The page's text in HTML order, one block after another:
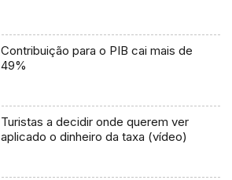
Contribuição para o PIB cai mais de
49%
Turistas a decidir onde querem ver
aplicado o dinheiro da taxa (vídeo)